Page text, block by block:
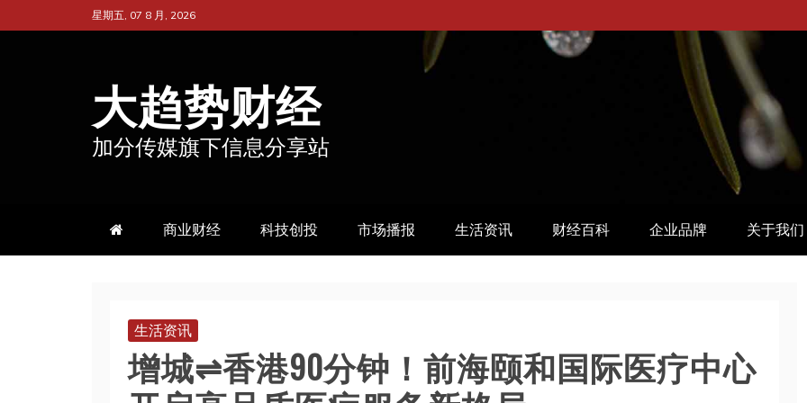
至
星期五, 07 8 月, 2026
大趋势财经
加分传媒旗下信息分享站
商业财经 科技创投 市场播报 生活资讯 财经百科 企业品牌 关于我们
生活资讯
增城⇌香港90分钟！前海颐和国际医疗中心